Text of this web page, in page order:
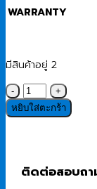
WARRANTY
มีสินค้าอยู่ 2
จำนวน
Desktop
All-
(คอมพิวเตอร์
หยิบใส่ตะกร้า
ติดต่อสอบถา